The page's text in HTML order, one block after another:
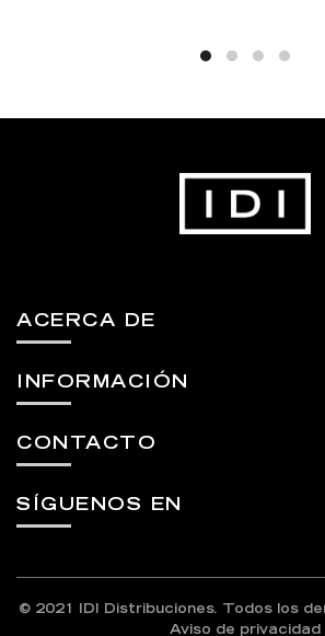
ACERCA DE
INFORMACIÓN
CONTACTO
SÍGUENOS EN
© 2021 IDI Distribuciones. Todos los
Aviso de privacidad